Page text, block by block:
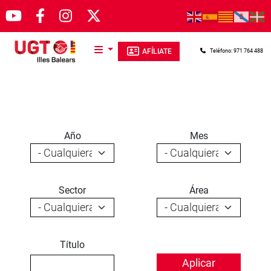
Pasar al contenido principal
AFÍLIATE Teléfono: 971 764 488
Año Mes
Sector Área
Título